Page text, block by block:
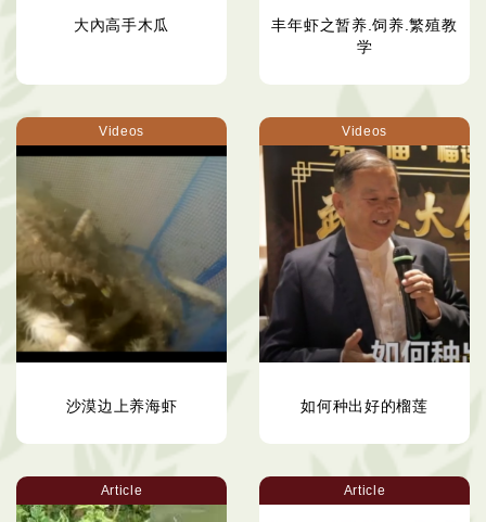
大內高手木瓜
丰年虾之暂养.饲养.繁殖教
学
Videos
沙漠边上养海虾
Videos
如何种出好的榴莲
Article Article